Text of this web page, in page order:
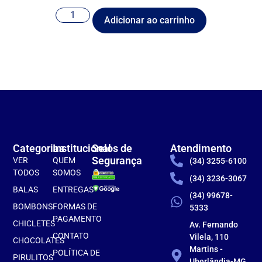
Adicionar ao carrinho
Institucional
QUEM
SOMOS
ENTREGAS
FORMAS DE
PAGAMENTO
CONTATO
POLÍTICA DE
Categorias
VER
TODOS
BALAS
BOMBONS
CHICLETES
CHOCOLATES
PIRULITOS
Atendimento
(34) 3255-6100
(34) 3236-3067
(34) 99678-
5333
Av. Fernando
Vilela, 110
Martins -
Selos de
Segurança